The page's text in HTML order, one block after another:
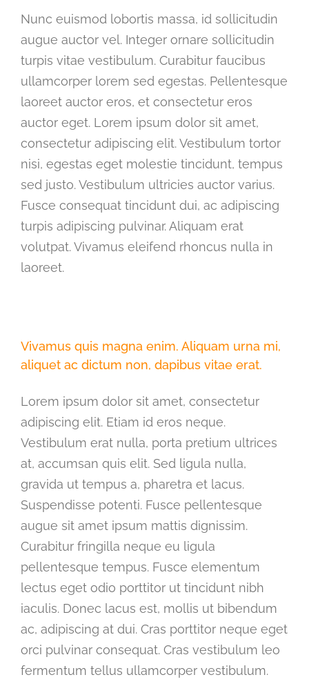
Nunc euismod lobortis massa, id sollicitudin
augue auctor vel. Integer ornare sollicitudin
turpis vitae vestibulum. Curabitur faucibus
ullamcorper lorem sed egestas. Pellentesque
laoreet auctor eros, et consectetur eros
auctor eget. Lorem ipsum dolor sit amet,
consectetur adipiscing elit. Vestibulum tortor
nisi, egestas eget molestie tincidunt, tempus
sed justo. Vestibulum ultricies auctor varius.
Fusce consequat tincidunt dui, ac adipiscing
turpis adipiscing pulvinar. Aliquam erat
volutpat. Vivamus eleifend rhoncus nulla in
laoreet.
Vivamus quis magna enim. Aliquam urna mi,
aliquet ac dictum non, dapibus vitae erat.
Lorem ipsum dolor sit amet, consectetur
adipiscing elit. Etiam id eros neque.
Vestibulum erat nulla, porta pretium ultrices
at, accumsan quis elit. Sed ligula nulla,
gravida ut tempus a, pharetra et lacus.
Suspendisse potenti. Fusce pellentesque
augue sit amet ipsum mattis dignissim.
Curabitur fringilla neque eu ligula
pellentesque tempus. Fusce elementum
lectus eget odio porttitor ut tincidunt nibh
iaculis. Donec lacus est, mollis ut bibendum
ac, adipiscing at dui. Cras porttitor neque eget
orci pulvinar consequat. Cras vestibulum leo
fermentum tellus ullamcorper vestibulum.